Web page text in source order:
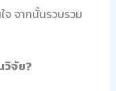
จากนั้นรวบรวม
วิจัย?